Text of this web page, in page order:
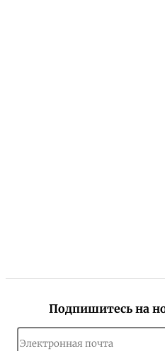
Подпишитесь на